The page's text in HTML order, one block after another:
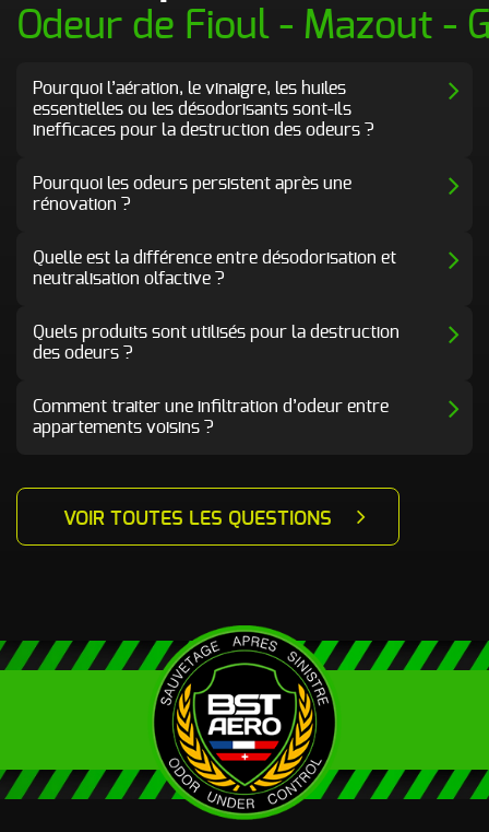
Odeur de Fioul - Mazout -
Pourquoi l’aération, le vinaigre, les huiles
essentielles ou les désodorisants sont-ils
inefficaces pour la destruction des odeurs ?
Pourquoi les odeurs persistent après une
rénovation ?
Quelle est la différence entre désodorisation et
neutralisation olfactive ?
Quels produits sont utilisés pour la destruction
des odeurs ?
Comment traiter une infiltration d’odeur entre
appartements voisins ?
VOIR TOUTES LES QUESTIONS